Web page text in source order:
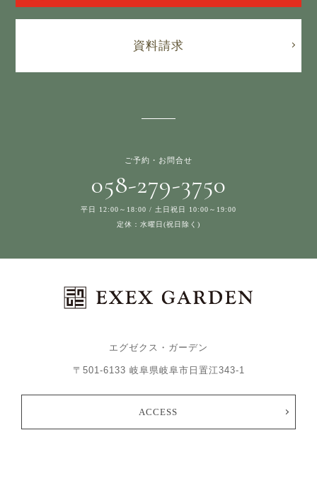
資料請求
ご予約・お問合せ
058-279-3750
平日 12:00～18:00 / 土日祝日 10:00～19:00
定休：水曜日(祝日除く)
エグゼクス・ガーデン
〒501-6133 岐阜県岐阜市日置江343-1
ACCESS